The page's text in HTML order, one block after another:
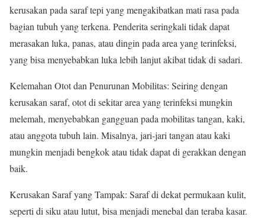
kerusakan pada saraf tepi yang mengakibatkan mati rasa pada
bagian tubuh yang terkena. Penderita seringkali tidak dapat
merasakan luka, panas, atau dingin pada area yang terinfeksi,
yang bisa menyebabkan luka lebih lanjut akibat tidak di sadari.
Kelemahan Otot dan Penurunan Mobilitas: Seiring dengan
kerusakan saraf, otot di sekitar area yang terinfeksi mungkin
melemah, menyebabkan gangguan pada mobilitas tangan, kaki,
atau anggota tubuh lain. Misalnya, jari-jari tangan atau kaki
mungkin menjadi bengkok atau tidak dapat di gerakkan dengan
baik.
Kerusakan Saraf yang Tampak: Saraf di dekat permukaan kulit,
seperti di siku atau lutut, bisa menjadi menebal dan teraba kasar.